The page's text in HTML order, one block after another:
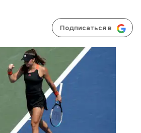
Подписаться в